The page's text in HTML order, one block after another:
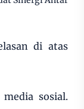
di atas
sosial.